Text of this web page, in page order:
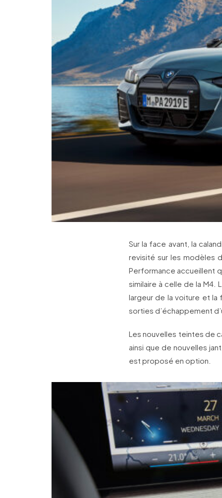
Sur la face avant, la
revisité sur les modèles
Performance accueillent
similaire à celle de la M4.
largeur de la voiture et la
sorties d’échappement
Les nouvelles teintes de
ainsi que de nouvelles
est proposé en option.